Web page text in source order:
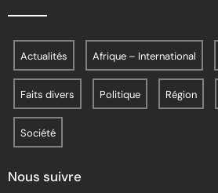
Actualités Afrique – International
Faits divers Politique Région
Société
Nous suivre